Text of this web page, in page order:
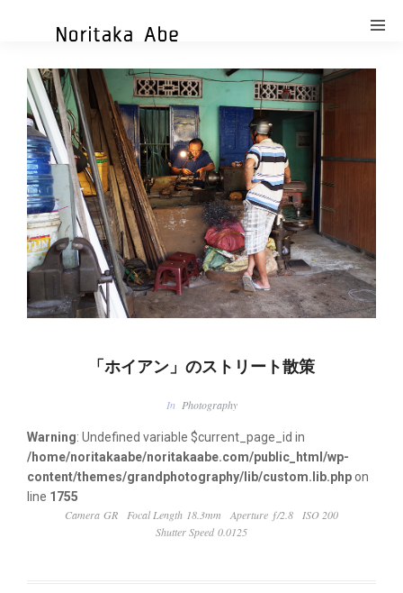
「ホイアン」のストリート散策
In Photography
Warning: Undefined variable $current_page_id in
/home/noritakaabe/noritakaabe.com/public_html/wp-
content/themes/grandphotography/lib/custom.lib.phpon
line 1755
Camera GR
Focal Length 18.3mm Aperture ƒ/2.8
ISO 200
Shutter Speed 0.0125